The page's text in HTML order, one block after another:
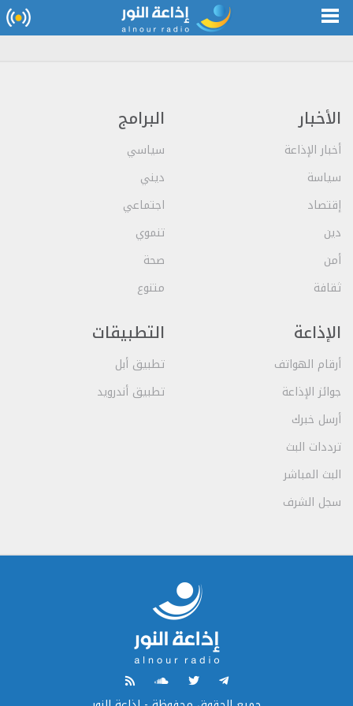
الأخبار
أخبار الإذاعة
سياسة
إقتصاد
دين
أمن
ثقافة
البرامج
سياسي
ديني
اجتماعي
تنموي
صحة
متنوع
الإذاعة
أرقام الهواتف
جوائز الإذاعة
أرسل خبرك
ترددات البث
البث المباشر
سجل الشرف
التطبيقات
تطبيق أبل
تطبيق أندرويد